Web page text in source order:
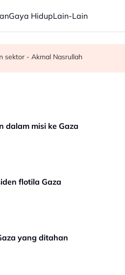
Gaya HidupLain-Lain
sektor - Fahmi
sektor - Akmal Nasrullah
dalam misi ke Gaza
flotila Gaza
yang ditahan